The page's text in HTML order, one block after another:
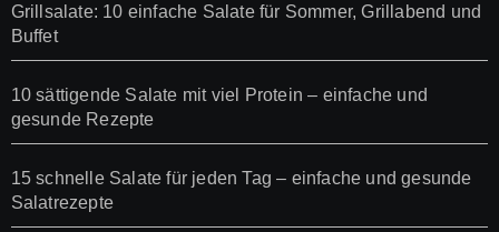
Grillsalate: 10 einfache Salate für Sommer, Grillabend und
Buffet
10 sättigende Salate mit viel Protein – einfache und
gesunde Rezepte
15 schnelle Salate für jeden Tag – einfache und gesunde
Salatrezepte